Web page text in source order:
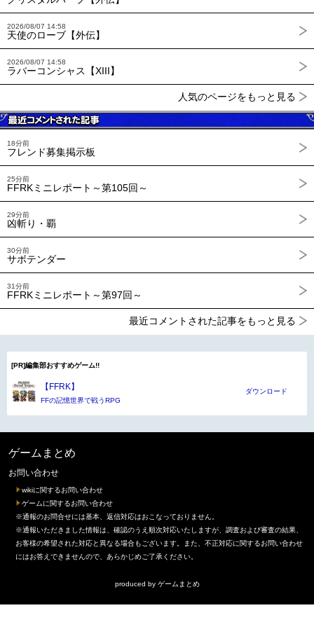
2026/08/07 14:58
天使のローブ【外伝】
2026/08/07 14:58
ラバーコンシャス【XIII】
人気のページをもっと見る
18分前
フレンド募集掲示板
25分前
FFRKミニレポート～第105回～
29分前
凶斬り・覇
30分前
サボテンダー
31分前
FFRKミニレポート～第97回～
最近コメントされた記事をもっと見る
[PR]編集部おすすめゲーム!!
【FFRK】
FFの記憶世界で戦うRPG
ダウンロード
ゲームまとめ
お問い合わせ
wikiに関するお問い合わせ
ゲームに関するお問い合わせ
※通報のお問合せには基本、返信対応はおこなっておりません。
※通報いただきました情報は、確認のうえ順次対応いたしますが、調査および審査の結果、
お客様の希望された対応と異なる場合もございます。また、不正対応に関するお問い合わせ
にはお答えできませんので、あらかじめご了承ください。
produced by ゲームまとめ